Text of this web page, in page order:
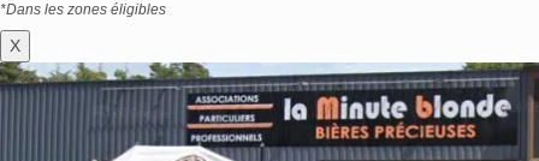
*Dans les zones éligibles
X